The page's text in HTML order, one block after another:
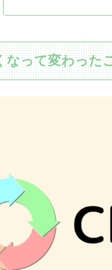
なって変わった